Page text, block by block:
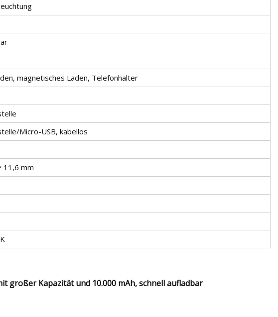
magnetisches Laden, Telefonhalter
Micro-USB, kabellos
11,6 mm
großer Kapazität und 10.000 mAh, schnell aufladbar